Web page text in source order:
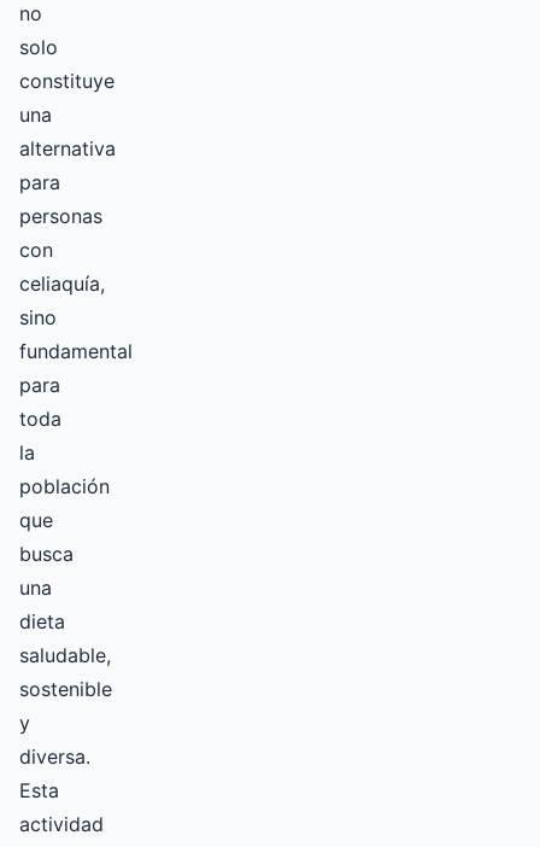
no
solo
constituye
una
alternativa
para
personas
con
celiaquía,
sino
fundamental
para
toda
la
población
que
busca
una
dieta
saludable,
sostenible
y
diversa.
Esta
actividad